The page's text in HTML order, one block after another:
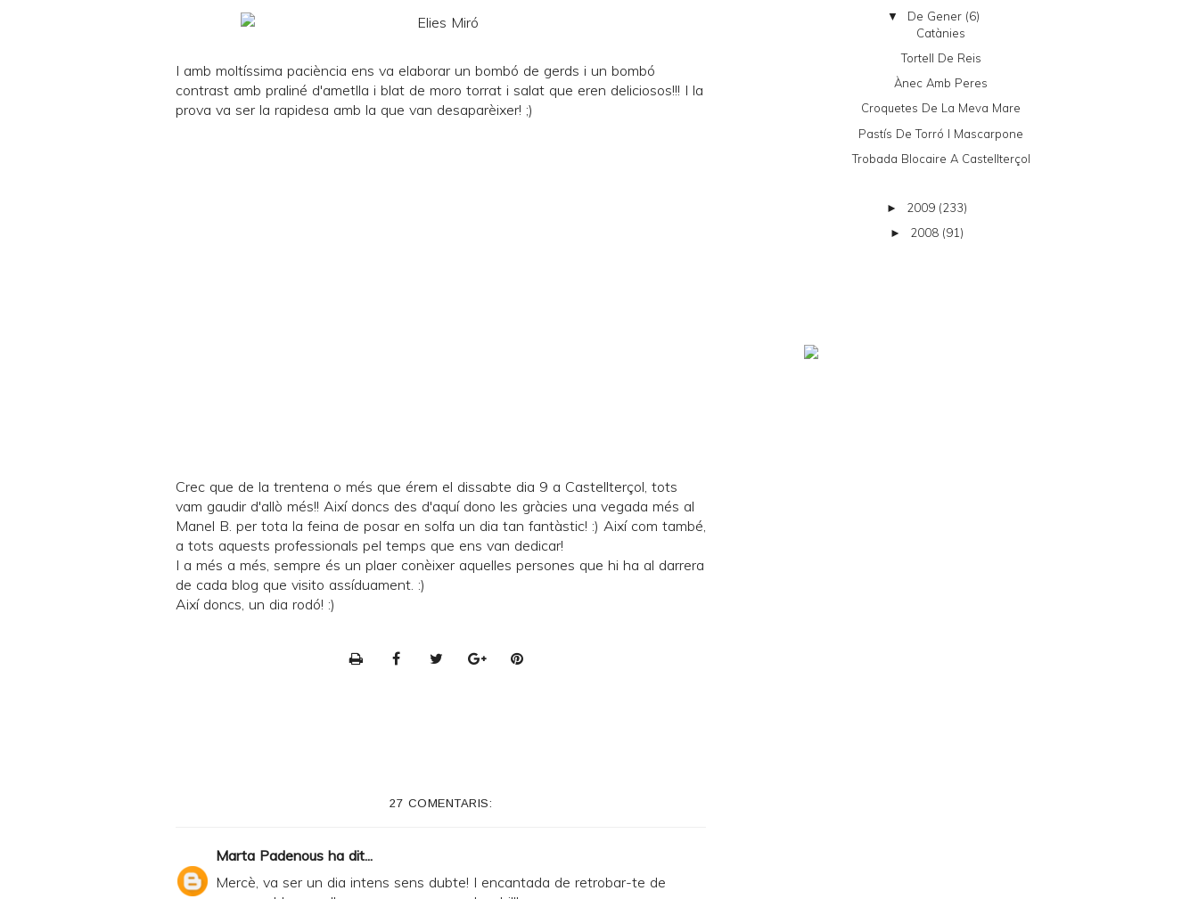
I amb moltíssima paciència ens va elaborar un bombó de gerds i un bombó
contrast amb praliné d'ametlla i blat de moro torrat i salat que eren deliciosos!!! I la
prova va ser la rapidesa amb la que van desaparèixer! ;)
Crec que de la trentena o més que érem el dissabte dia 9 a Castellterçol, tots
vam gaudir d'allò més!! Així doncs des d'aquí dono les gràcies una vegada més al
Manel B. per tota la feina de posar en solfa un dia tan fantàstic! :) Així com també,
a tots aquests professionals pel temps que ens van dedicar!
I a més a més, sempre és un plaer conèixer aquelles persones que hi ha al darrera
de cada blog que visito assíduament. :)
Així doncs, un dia rodó! :)
27 COMENTARIS:
Marta Padenous ha dit...
Mercè, va ser un dia intens sens dubte! I encantada de retrobar-te de
▼ De Gener (6)
Catànies
Tortell De Reis
Ànec Amb Peres
Croquetes De La Meva Mare
Pastís De Torró I Mascarpone
Trobada Blocaire A Castellterçol
► 2009 (233)
► 2008 (91)